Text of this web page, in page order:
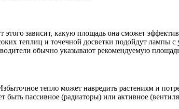
зависит, какую площадь она сможет
теплиц и точечной досветки подойдут лампы с
обычно указывают рекомендуемую
тепло может навредить растениям и
пассивное (радиаторы) или активное